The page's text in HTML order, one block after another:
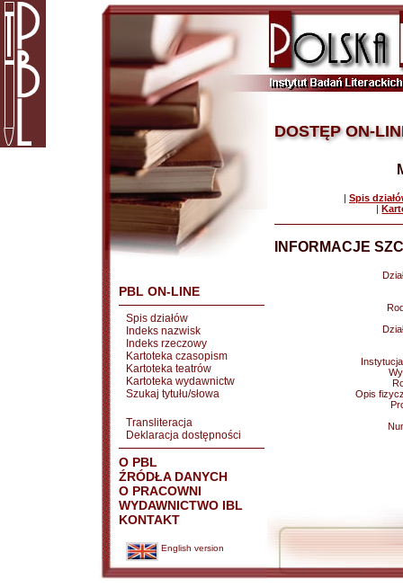
PBL ON-LINE
Spis działów
Indeks nazwisk
Indeks rzeczowy
Kartoteka czasopism
Kartoteka teatrów
Kartoteka wydawnictw
Szukaj tytułu/słowa
Transliteracja
Deklaracja dostępności
O PBL
ŹRÓDŁA DANYCH
O PRACOWNI
WYDAWNICTWO IBL
KONTAKT
English version
DOSTĘP ON-
| Spis
|
INFORMACJE
Opis